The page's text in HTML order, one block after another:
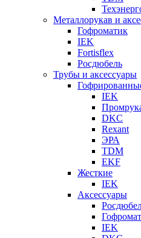
Металлорукав и
Гофроматик
IEK
Fortisflex
Росдюбель
Трубы и аксессуары
IEK
DKC
Rexant
ЭРА
TDM
EKF
Жесткие
IEK
Аксессуары
IEK